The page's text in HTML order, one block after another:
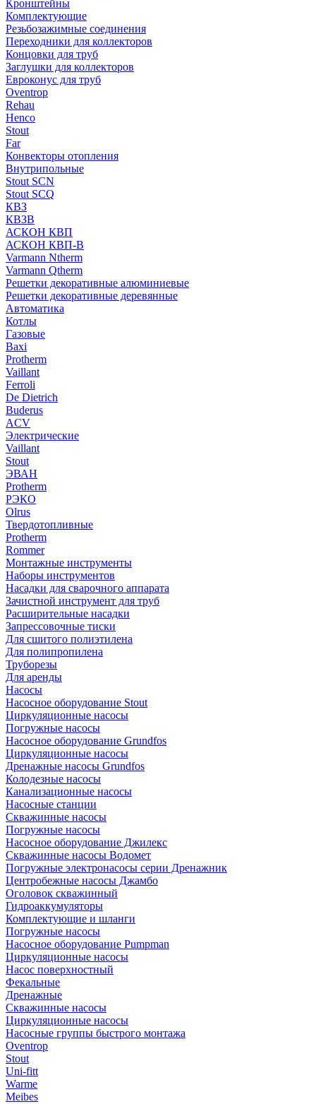
Кронштейны
Комплектующие
Резьбозажимные соединения
Переходники для коллекторов
Концовки для труб
Заглушки для коллекторов
Евроконус для труб
Oventrop
Rehau
Henco
Stout
Far
Конвекторы отопления
Внутрипольные
Stout SCN
Stout SCQ
КВЗ
КВЗВ
АСКОН КВП
АСКОН КВП-В
Varmann Ntherm
Varmann Qtherm
Решетки декоративные алюминиевые
Решетки декоративные деревянные
Автоматика
Котлы
Газовые
Baxi
Protherm
Vaillant
Ferroli
De Dietrich
Buderus
ACV
Электрические
Vaillant
Stout
ЭВАН
Protherm
РЭКО
Olrus
Твердотопливные
Protherm
Rommer
Монтажные инструменты
Наборы инструментов
Насадки для сварочного аппарата
Зачистной инструмент для труб
Расширительные насадки
Запрессовочные тиски
Для сшитого полиэтилена
Для полипропилена
Труборезы
Для аренды
Насосы
Насосное оборудование Stout
Циркуляционные насосы
Погружные насосы
Насосное оборудование Grundfos
Циркуляционные насосы
Дренажные насосы Grundfos
Колодезные насосы
Канализационные насосы
Насосные станции
Скважинные насосы
Погружные насосы
Насосное оборудование Джилекс
Скважинные насосы Водомет
Погружные электронасосы серии Дренажник
Центробежные насосы Джамбо
Оголовок скважинный
Гидроаккумуляторы
Комплектующие и шланги
Погружные насосы
Насосное оборудование Pumpman
Циркуляционные насосы
Насос поверхностный
Фекальные
Дренажные
Скважинные насосы
Циркуляционные насосы
Насосные группы быстрого монтажа
Oventrop
Stout
Uni-fitt
Warme
Meibes